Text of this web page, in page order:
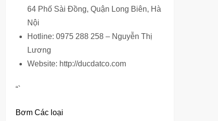
64 Phố Sài Đồng, Quận Long Biên, Hà
Nội
Hotline: 0975 288 258 – Nguyễn Thị
Lương
Website: http://ducdatco.com
“`
Bơm Các loại